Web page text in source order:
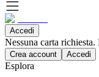
Accedi
Nessuna carta
Crea account Accedi
Esplora